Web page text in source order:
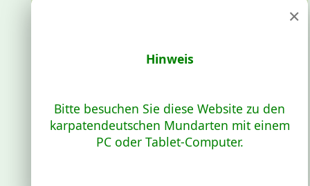
×
Hinweis
Bitte besuchen Sie diese Website zu den
karpatendeutschen Mundarten mit einem
PC oder Tablet-Computer.